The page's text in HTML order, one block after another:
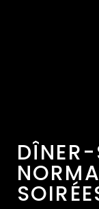
DÎNER-